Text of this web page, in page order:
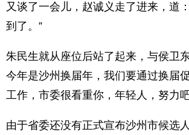
又谈了一会儿，赵诚义走了进来，道
到了。”
朱民生就从座位后站了起来，与侯卫
今年是沙州换届年，我们要通过换届
工作，市委很看重你，年轻人，努力
由于省委还没有正式宣布沙州市候选